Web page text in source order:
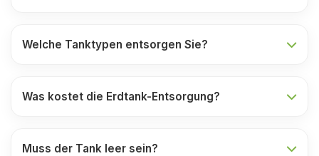
Welche Tanktypen entsorgen Sie?
Was kostet die Erdtank-Entsorgung?
Muss der Tank leer sein?